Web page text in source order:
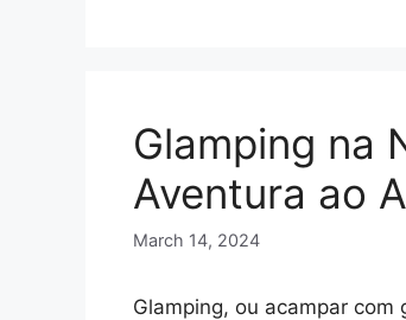
Glamping na
Aventura ao
March 14, 2024
Glamping, ou acampar